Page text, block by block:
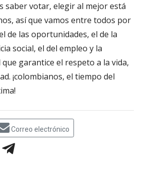
saber votar, elegir al mejor está
así que vamos entre todos por
de las oportunidades, el de la
social, el del empleo y la
garantice el respeto a la vida,
¡colombianos, el tiempo del
Correo electrónico